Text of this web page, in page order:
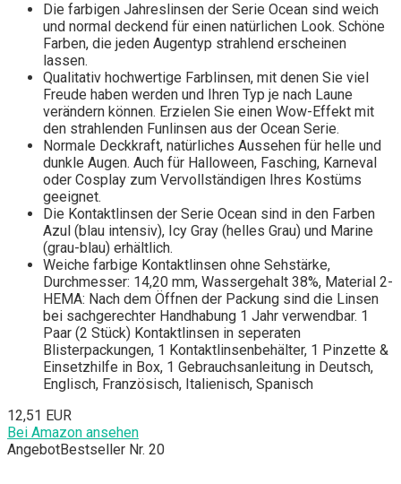
Die farbigen Jahreslinsen der Serie Ocean sind weich
und normal deckend für einen natürlichen Look. Schöne
Farben, die jeden Augentyp strahlend erscheinen
lassen.
Qualitativ hochwertige Farblinsen, mit denen Sie viel
Freude haben werden und Ihren Typ je nach Laune
verändern können. Erzielen Sie einen Wow-Effekt mit
den strahlenden Funlinsen aus der Ocean Serie.
Normale Deckkraft, natürliches Aussehen für helle und
dunkle Augen. Auch für Halloween, Fasching, Karneval
oder Cosplay zum Vervollständigen Ihres Kostüms
geeignet.
Die Kontaktlinsen der Serie Ocean sind in den Farben
Azul (blau intensiv), Icy Gray (helles Grau) und Marine
(grau-blau) erhältlich.
Weiche farbige Kontaktlinsen ohne Sehstärke,
Durchmesser: 14,20 mm, Wassergehalt 38%, Material 2-
HEMA: Nach dem Öffnen der Packung sind die Linsen
bei sachgerechter Handhabung 1 Jahr verwendbar. 1
Paar (2 Stück) Kontaktlinsen in seperaten
Blisterpackungen, 1 Kontaktlinsenbehälter, 1 Pinzette &
Einsetzhilfe in Box, 1 Gebrauchsanleitung in Deutsch,
Englisch, Französisch, Italienisch, Spanisch
12,51 EUR
Bei Amazon ansehen
AngebotBestseller Nr. 20